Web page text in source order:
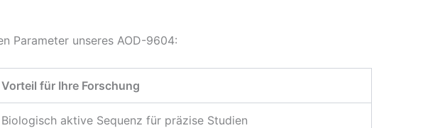
Parameter unseres AOD-9604:
Vorteil für Ihre Forschung
Biologisch aktive Sequenz für präzise Studien